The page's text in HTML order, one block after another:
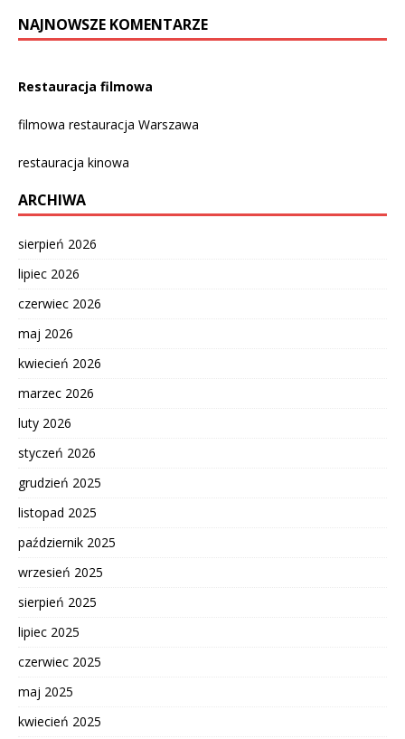
NAJNOWSZE KOMENTARZE
Restauracja filmowa
filmowa restauracja Warszawa
restauracja kinowa
ARCHIWA
sierpień 2026
lipiec 2026
czerwiec 2026
maj 2026
kwiecień 2026
marzec 2026
luty 2026
styczeń 2026
grudzień 2025
listopad 2025
październik 2025
wrzesień 2025
sierpień 2025
lipiec 2025
czerwiec 2025
maj 2025
kwiecień 2025